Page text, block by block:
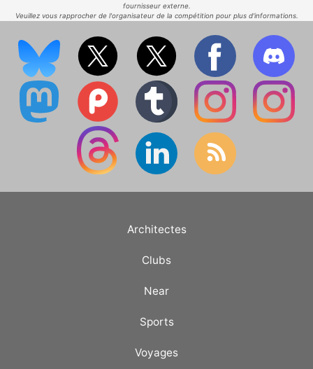
fournisseur externe.
Veuillez vous rapprocher de l'organisateur de la compétition pour plus d'informations.
Architectes
Clubs
Near
Sports
Voyages